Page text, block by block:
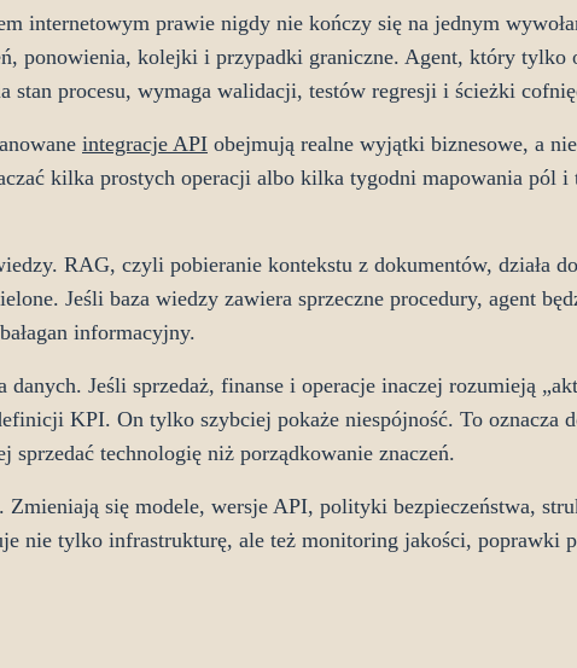
internetowym prawie nigdy nie kończy się na jednym
ponowienia, kolejki i przypadki graniczne. Agent, który tylko
procesu, wymaga walidacji, testów regresji i ścieżki
integracje API obejmują realne wyjątki biznesowe, a
kilka prostych operacji albo kilka tygodni mapowania pól
RAG, czyli pobieranie kontekstu z dokumentów, działa
Jeśli baza wiedzy zawiera sprzeczne procedury, agent
informacyjny.
danych. Jeśli sprzedaż, finanse i operacje inaczej rozumieją
KPI. On tylko szybciej pokaże niespójność. To oznacza
technologię niż porządkowanie znaczeń.
Zmieniają się modele, wersje API, polityki bezpieczeństwa,
nie tylko infrastrukturę, ale też monitoring jakości, poprawki